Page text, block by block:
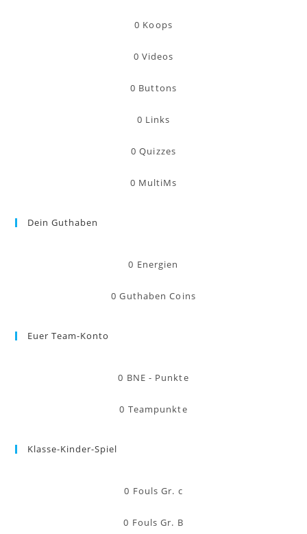
0 Koops
0 Videos
0 Buttons
0 Links
0 Quizzes
0 MultiMs
Dein Guthaben
0 Energien
0 Guthaben Coins
Euer Team-Konto
0 BNE - Punkte
0 Teampunkte
Klasse-Kinder-Spiel
0 Fouls Gr. c
0 Fouls Gr. B